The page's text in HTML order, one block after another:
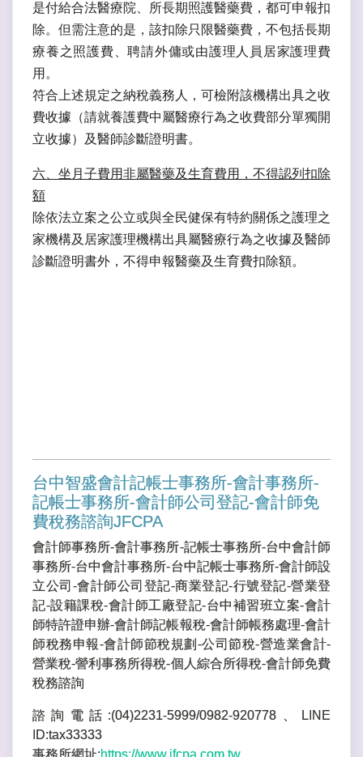
是付給合法醫療院、所長期照護醫藥費，都可申報扣
除。但需注意的是，該扣除只限醫藥費，不包括長期
療養之照護費、聘請外傭或由護理人員居家護理費
用。
符合上述規定之納稅義務人，可檢附該機構出具之收
費收據（請就養護費中屬醫療行為之收費部分單獨開
立收據）及醫師診斷證明書。
六、坐月子費用非屬醫藥及生育費用，不得認列扣除
額
除依法立案之公立或與全民健保有特約關係之護理之
家機構及居家護理機構出具屬醫療行為之收據及醫師
診斷證明書外，不得申報醫藥及生育費扣除額。
台中智盛會計記帳士事務所-會計事務所-
記帳士事務所-會計師公司登記-會計師免
費稅務諮詢JFCPA
會計師事務所-會計事務所-記帳士事務所-台中會計師
事務所-台中會計事務所-台中記帳士事務所-會計師設
立公司-會計師公司登記-商業登記-行號登記-營業登
記-設籍課稅-會計師工廠登記-台中補習班立案-會計
師特許證申辦-會計師記帳報稅-會計師帳務處理-會計
師稅務申報-會計師節稅規劃-公司節稅-營造業會計-
營業稅-謍利事務所得稅-個人綜合所得稅-會計師免費
稅務諮詢
諮詢電話:(04)2231-5999/0982-920778、LINE
ID:tax33333